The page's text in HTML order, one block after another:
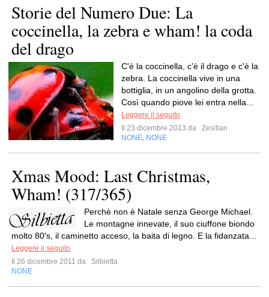
Storie del Numero Due: La
coccinella, la zebra e wham! la coda
del drago
C'è la coccinella, c'è il drago e c'è la
zebra. La coccinella vive in una
bottiglia, in un angolino della grotta.
Così quando piove lei entra nella...
Leggere il seguito
Il 23 dicembre 2013 da
Zesitian
NONE NONE
Xmas Mood: Last Christmas,
Wham! (317/365)
Perchè non è Natale senza George Michael.
Le montagne innevate, il suo ciuffone biondo
molto 80′s, il caminetto acceso, la baita di legno. E la fidanzata...
Leggere il seguito
Il 26 dicembre 2011 da
Silbietta
NONE